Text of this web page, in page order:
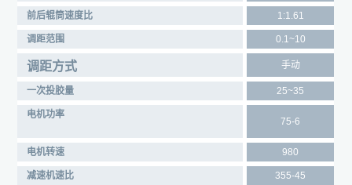
前后辊筒速度比 1:1.61
调距范围 0.1~10
调距方式 手动
一次投胶量 25~35
电机功率
75-6
电机转速 980
减速机速比 355-45